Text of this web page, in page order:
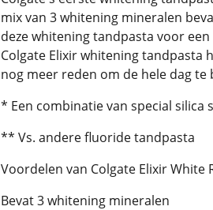
mix van 3 whitening mineralen
deze whitening tandpasta voor
Colgate Elixir whitening tandpasta
nog meer reden om de hele dag te
* Een combinatie van special
** Vs. andere fluoride tandpasta
Voordelen van Colgate Elixir White
Bevat 3 whitening mineralen